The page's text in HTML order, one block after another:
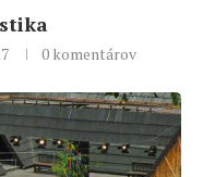
0 komentárov